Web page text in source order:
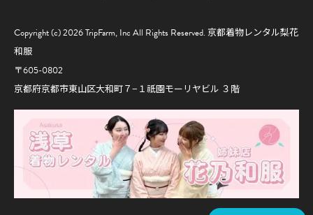
Copyright (c) 2026 TripFarm, Inc All Rights Reserved. 京都着物レンタル梨花
和服
〒605-0802
京都府京都市東山区大和町７−１祇園モーリヤビル ３階